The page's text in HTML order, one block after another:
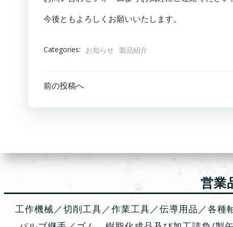
今後ともよろしくお願いいたします。
Categories: お知らせ 製品紹介
投
稿
ビ
ゲ
ー
前の投稿へ
営業
工作機械／切削工具／作業工具／伝導用品／各